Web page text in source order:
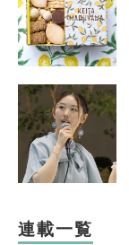
連載一覧